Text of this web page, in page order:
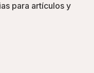
para artículos y